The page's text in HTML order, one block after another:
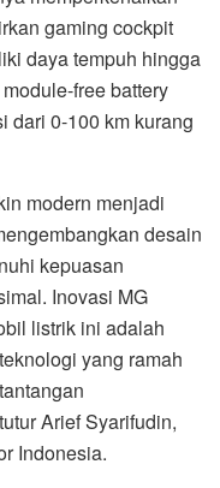
desain
kepuasan
Inovasi MG
listrik ini adalah
yang ramah
Arief Syarifudin,
Indonesia.
yang bekerja
sistem kendali
(E-Drive). Cara
sumber daya
motor elektrik
sementara
operasi.